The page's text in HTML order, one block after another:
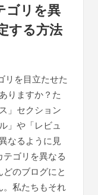
ゴリを異
する方法
リを目立たせた
りますか？た
」セクション
」や「レビュ
なるように見
ゴリを異なる
のブログにと
。私たちもそれ